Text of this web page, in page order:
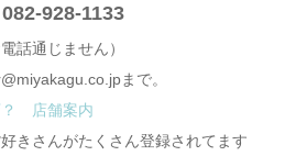
928-1133
話通じません）
まで。
？ 店舗案内
きさんがたくさん登録されてます